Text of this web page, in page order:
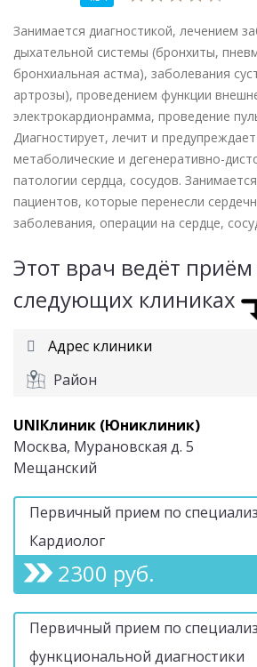
Занимается диагностикой, лечением
дыхательной системы (бронхиты,
бронхиальная астма), заболевания
артрозы), проведением функции
электрокардионрамма, проведение
Диагностирует, лечит и
метаболические и дегенеративно-
патологии сердца, сосудов.
пациентов, которые перенесли
заболевания, операции на сердце,
Этот врач ведёт приём
следующих клиниках
Адрес клиники
Район
UNIКлиник (Юниклиник)
Москва, Мурановская д. 5
Мещанский
Первичный прием по
Кардиолог
2300 руб.
Первичный прием по
функциональной диагностики